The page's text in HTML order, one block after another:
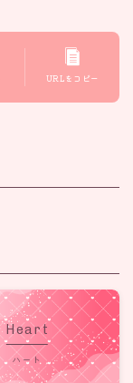
URLをコピー
ハート
Heart